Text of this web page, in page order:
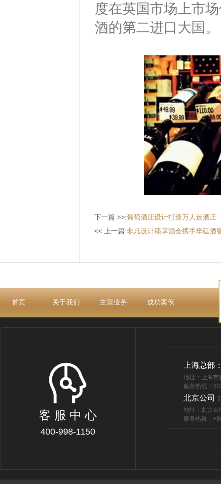
度在英国市场上市
酒的第二进口大国。
下一篇 >>:葡萄酒庄设计打造万人迷酒庄
<< 上一篇:非凡设计臻享酒会携手华廷酒
首页 关于我们 主营业务 成功案例
客 服 中 心
400-998-1150
上海总部
地址：上海
服务热线：
北京公司
地址：北京市
服务热线：